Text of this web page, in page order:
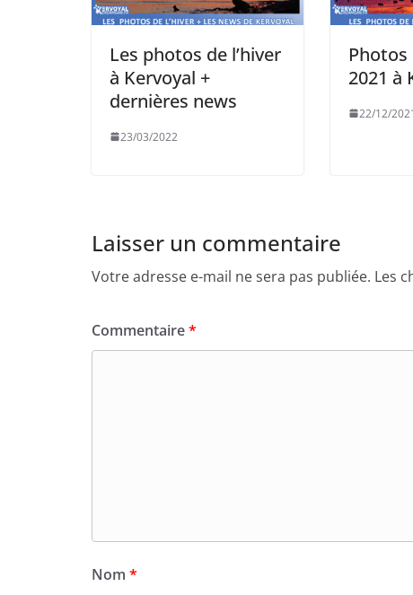
Les photos de l’hiver
à Kervoyal +
dernières news
23/03/2022
Photos
2021 à
22/12/
Laisser un commentaire
Votre adresse e-mail ne sera pas publiée. Les
Commentaire*
Nom *